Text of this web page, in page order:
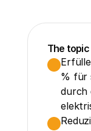
The
% für
durch